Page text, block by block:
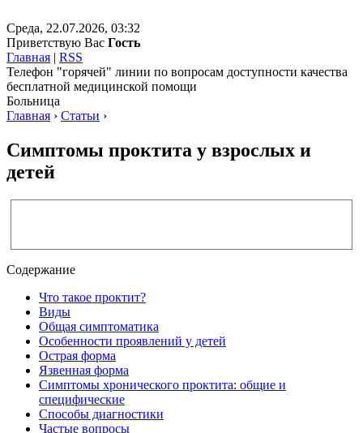
Среда, 22.07.2026, 03:32
Приветствую Вас Гость
Главная | RSS
Телефон "горячей" линии по вопросам доступности качества
бесплатной медицинской помощи
Больница
Главная › Статьи ›
Симптомы проктита у взрослых и
детей
Содержание
Что такое проктит?
Виды
Общая симптоматика
Особенности проявлений у детей
Острая форма
Язвенная форма
Симптомы хронического проктита: общие и
специфические
Способы диагностики
Частые вопросы